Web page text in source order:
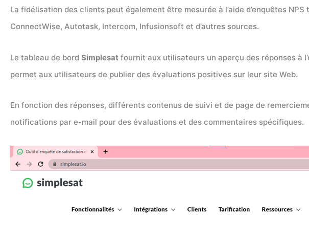
La fidélisation des clients peut également être mesurée à l’aide d’enquêtes
ConnectWise, Autotask, Intercom, Infusionsoft et d’autres sources.
Le tableau de bord Simplesat fournit aux utilisateurs un aperçu des réponses à
permet aux utilisateurs de publier des évaluations positives sur leur site Web.
En fonction des réponses, différents contenus de suivi et de page de
notifications par e-mail pour des évaluations et des commentaires spécifiques.